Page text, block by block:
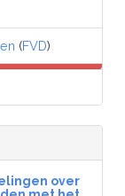
(FVD)
over